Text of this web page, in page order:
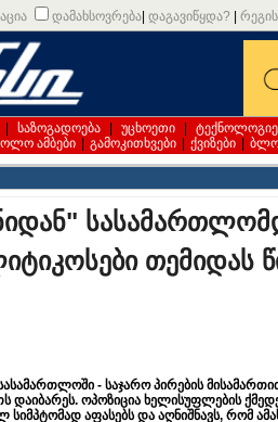
დამახსოვრება დაგავიწყდა?
საზოგადოება უცხოეთი
ამბები გამოკითხვები ქვიზები
თემიდას
- საჯარო პირების
დაიბარეს. ოპოზიცია ხელისუფლების
აფასებს და აღნიშნავს, რომ ამას